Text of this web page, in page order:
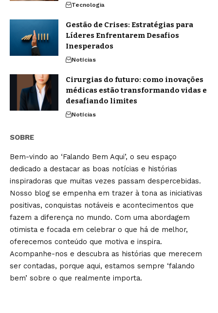
Tecnologia
Gestão de Crises: Estratégias para
Líderes Enfrentarem Desafios
Inesperados
Notícias
Cirurgias do futuro: como inovações
médicas estão transformando vidas e
desafiando limites
Notícias
SOBRE
Bem-vindo ao ‘Falando Bem Aqui’, o seu espaço
dedicado a destacar as boas notícias e histórias
inspiradoras que muitas vezes passam despercebidas.
Nosso blog se empenha em trazer à tona as iniciativas
positivas, conquistas notáveis e acontecimentos que
fazem a diferença no mundo. Com uma abordagem
otimista e focada em celebrar o que há de melhor,
oferecemos conteúdo que motiva e inspira.
Acompanhe-nos e descubra as histórias que merecem
ser contadas, porque aqui, estamos sempre ‘falando
bem’ sobre o que realmente importa.